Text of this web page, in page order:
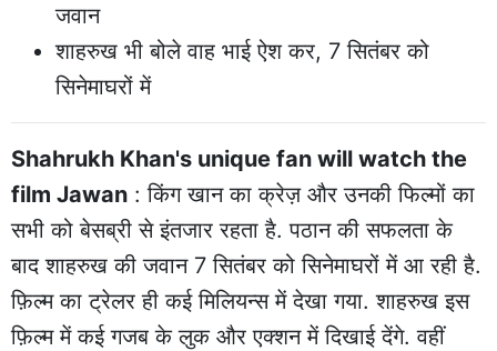
जवान
शाहरुख भी बोले वाह भाई ऐश कर, 7 सितंबर को
सिनेमाघरों में
Shahrukh Khan's unique fan will watch the
film Jawan : किंग खान का क्रेज़ और उनकी फिल्मों का
सभी को बेसब्री से इंतजार रहता है. पठान की सफलता के
बाद शाहरुख की जवान 7 सितंबर को सिनेमाघरों में आ रही है.
फ़िल्म का ट्रेलर ही कई मिलियन्स में देखा गया. शाहरुख इस
फ़िल्म में कई गजब के लुक और एक्शन में दिखाई देंगे. वहीं